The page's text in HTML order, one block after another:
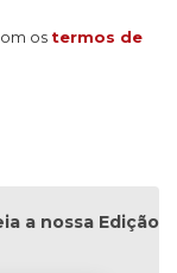
os termos de
a nossa Edição